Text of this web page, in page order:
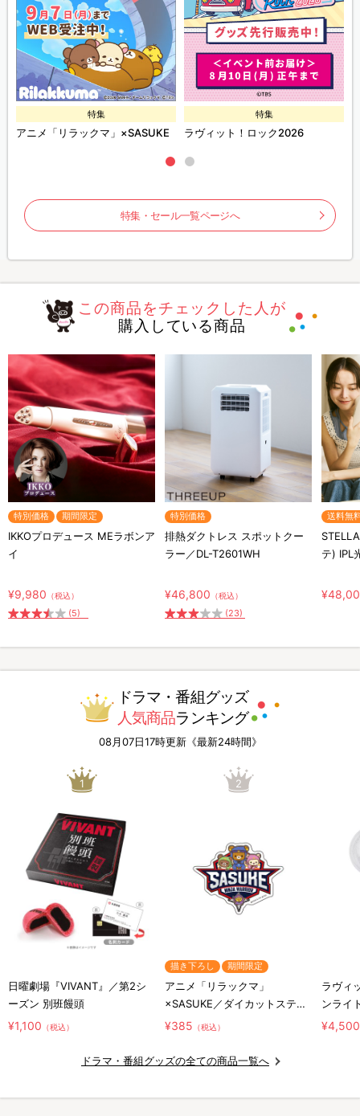
特集
アニメ「リラックマ」×SASUKE
特集
ラヴィット！ロック2026
特集・セール一覧ページへ
この商品をチェックした人が
購入している商品
特別価格 期間限定
IKKOプロデュース MEラボンア
イ
¥9,980 （税込）
(5)
特別価格
排熱ダクトレス スポットクー
ラー／DL-T2601WH
¥46,800 （税込）
(23)
送料無
テ) IPL
ドラマ・番組グッズ
人気商品ランキング
08月07日17時更新《最新24時間》
1
日曜劇場『VIVANT』／第2シ
ーズン 別班饅頭
¥1,100 （税込）
2
描き下ろし 期間限定
アニメ「リラックマ」
×SASUKE／ダイカットステッ
カー／コラボロゴ
¥385 （税込）
ラヴィ
ンライ
¥4,500
ドラマ・番組グッズの全ての商品一覧へ